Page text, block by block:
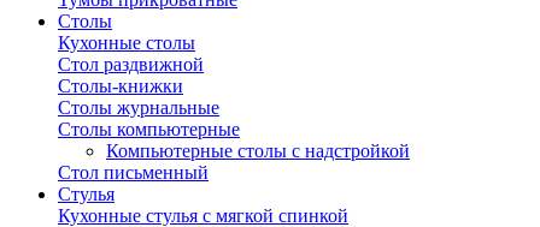
Столы
Кухонные столы
Стол раздвижной
Столы-книжки
Столы журнальные
Столы компьютерные
Компьютерные столы с надстройкой
Стол письменный
Стулья
Кухонные стулья с мягкой спинкой